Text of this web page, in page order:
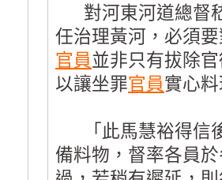
對河東河道總督
任治理黃河，必須
官員並非只有拔除
以讓坐罪官員實心
「此馬慧裕得信
備料物，督率各員